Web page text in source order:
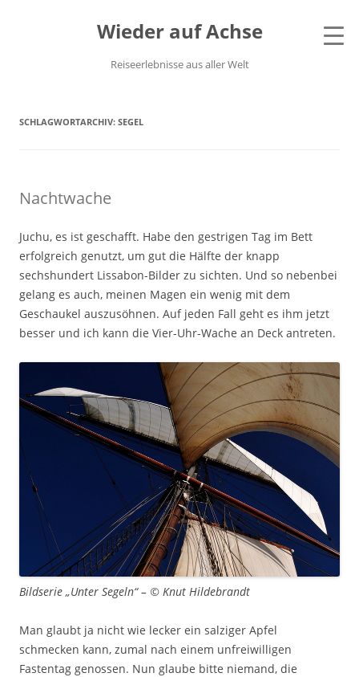
Wieder auf Achse
Reiseerlebnisse aus aller Welt
SCHLAGWORTARCHIV: SEGEL
Nachtwache
Juchu, es ist geschafft. Habe den gestrigen Tag im Bett
erfolgreich genutzt, um gut die Hälfte der knapp
sechshundert Lissabon-Bilder zu sichten. Und so nebenbei
gelang es auch, meinen Magen ein wenig mit dem
Geschaukel auszusöhnen. Auf jeden Fall geht es ihm jetzt
besser und ich kann die Vier-Uhr-Wache an Deck antreten.
Bildserie „Unter Segeln“ – © Knut Hildebrandt
Man glaubt ja nicht wie lecker ein salziger Apfel
schmecken kann, zumal nach einem unfreiwilligen
Fastentag genossen. Nun glaube bitte niemand, die